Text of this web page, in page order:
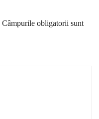
Câmpurile obligatorii sunt